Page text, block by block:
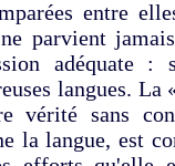
entre
parvient
adéquate
langues. La
vérité sans
la langue, est